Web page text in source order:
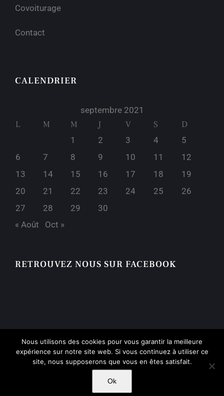
Covoiturage
Contact
CALENDRIER
septembre 2021
L M M J V S D
1 2 3 4
5
6
7 8 9 10 11
12
13
14 15 16 17 18
19
20
21 22 23 24 25
26
27
28 29
30
« Août
Oct »
RETROUVEZ NOUS SUR FACEBOOK
Lycée Melizan | 1908 -2026 | Tous droits réservés |Mentions
| Création
Nous utilisons des cookies pour vous garantir la meilleure
expérience sur notre site web. Si vous continuez à utiliser ce
site, nous supposerons que vous en êtes satisfait.
Ok